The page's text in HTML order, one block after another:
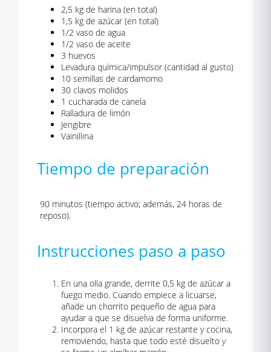
2,5 kg de harina (en total)
1,5 kg de azúcar (en total)
1/2 vaso de agua
1/2 vaso de aceite
3 huevos
Levadura química/impulsor (cantidad al gusto)
10 semillas de cardamomo
30 clavos molidos
1 cucharada de canela
Ralladura de limón
Jengibre
Vainillina
Tiempo de preparación
90 minutos (tiempo activo; además, 24 horas de
reposo).
Instrucciones paso a paso
En una olla grande, derrite 0,5 kg de azúcar a
fuego medio. Cuando empiece a licuarse,
añade un chorrito pequeño de agua para
ayudar a que se disuelva de forma uniforme.
Incorpora el 1 kg de azúcar restante y cocina,
removiendo, hasta que todo esté disuelto y